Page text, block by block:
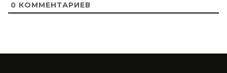
0 КОММЕНТАРИЕВ